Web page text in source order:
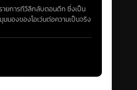
รายการทีวีลึกลับตอนดึก ซึ่งเป็น
มองของโอเว่นต่อความเป็นจริง